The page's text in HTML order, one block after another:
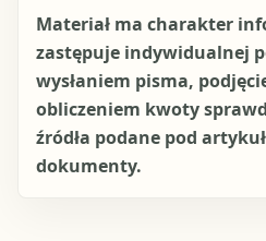
Materiał ma charakter
zastępuje indywidualnej
wysłaniem pisma,
obliczeniem kwoty
źródła podane pod
dokumenty.